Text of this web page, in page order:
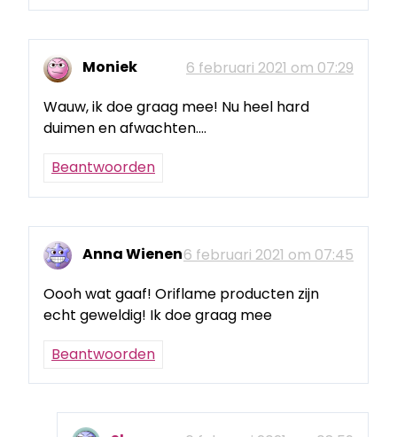
Moniek
6 februari 2021 om 07:29
Wauw, ik doe graag mee! Nu heel hard
duimen en afwachten….
Beantwoorden
Anna Wienen6 februari 2021 om 07:45
Oooh wat gaaf! Oriflame producten zijn
echt geweldig! Ik doe graag mee
Beantwoorden